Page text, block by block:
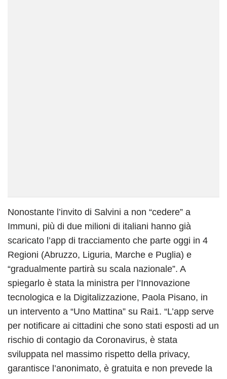
Nonostante l’invito di Salvini a non “cedere” a
Immuni, più di due milioni di italiani hanno già
scaricato l’app di tracciamento che parte oggi in 4
Regioni (Abruzzo, Liguria, Marche e Puglia) e
“gradualmente partirà su scala nazionale”. A
spiegarlo è stata la ministra per l’Innovazione
tecnologica e la Digitalizzazione, Paola Pisano, in
un intervento a “Uno Mattina” su Rai1. “L’app serve
per notificare ai cittadini che sono stati esposti ad un
rischio di contagio da Coronavirus, è stata
sviluppata nel massimo rispetto della privacy,
garantisce l’anonimato, è gratuita e non prevede la